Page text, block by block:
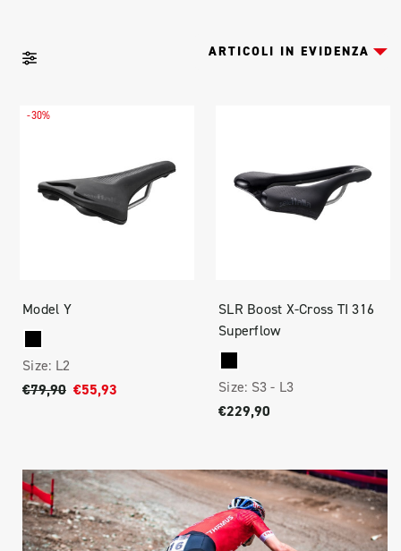
-30%
Model Y
Size: L2
€79,90 €55,93
SLR Boost X-Cross TI 316
Superflow
Size: S3 - L3
€229,90